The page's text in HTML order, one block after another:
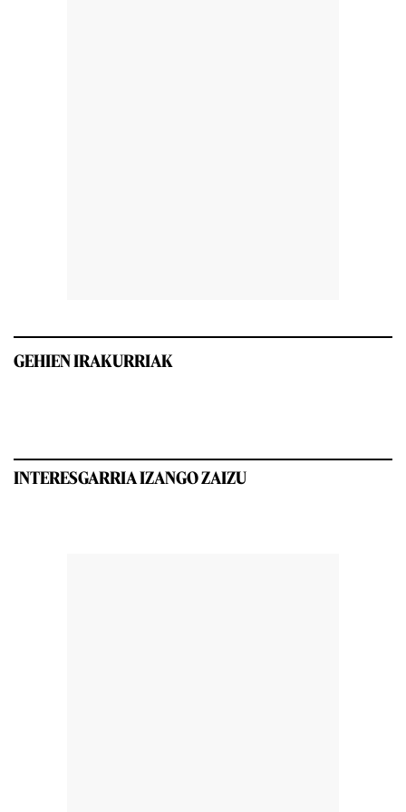
GEHIEN IRAKURRIAK
INTERESGARRIA IZANGO ZAIZU